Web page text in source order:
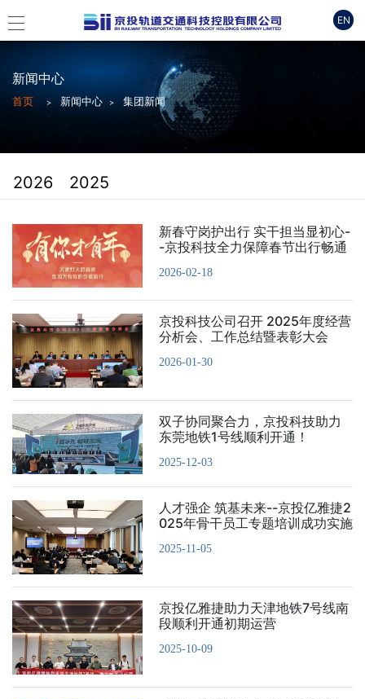
EN
新闻中心
首页 新闻中心 集团新闻
2026 2025
新春守岗护出行 实干担当显初心-
-京投科技全力保障春节出行畅通
2026-02-18
京投科技公司召开 2025年度经营
分析会、工作总结暨表彰大会
2026-01-30
双子协同聚合力，京投科技助力
东莞地铁1号线顺利开通！
2025-12-03
人才强企 筑基未来--京投亿雅捷2
025年骨干员工专题培训成功实施
2025-11-05
京投亿雅捷助力天津地铁7号线南
段顺利开通初期运营
2025-10-09